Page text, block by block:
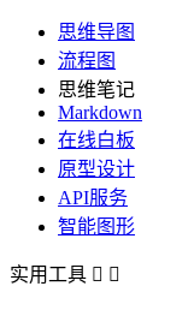
思维导图
流程图
思维笔记
Markdown
在线白板
原型设计
API服务
智能图形
实用工具  